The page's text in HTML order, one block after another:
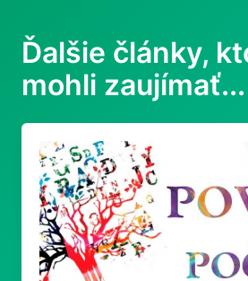
Ďalšie články,
mohli zaujímať...